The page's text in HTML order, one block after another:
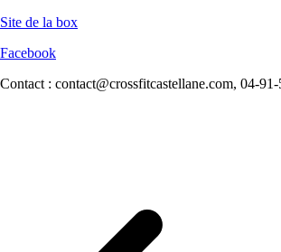
Site de la box
Facebook
Contact : contact@crossfitcastellane.com, 04-